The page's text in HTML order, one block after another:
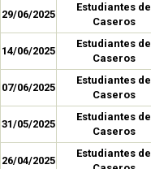
29/06/2025
Estudiantes de
Caseros
14/06/2025
Estudiantes de
Caseros
07/06/2025
Estudiantes de
Caseros
31/05/2025
Estudiantes de
Caseros
26/04/2025
Estudiantes de